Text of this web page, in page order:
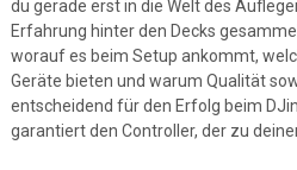
du gerade erst in die Welt des
Erfahrung hinter den Decks
worauf es beim Setup ankommt,
Geräte bieten und warum Qualität
entscheidend für den Erfolg beim
garantiert den Controller, der zu